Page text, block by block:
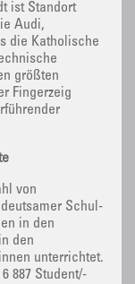
ist Standort
Audi,
die Katholische
größten
Fingerzeig
von
Schul-
in den
den
unterrichtet.
887 Student/-